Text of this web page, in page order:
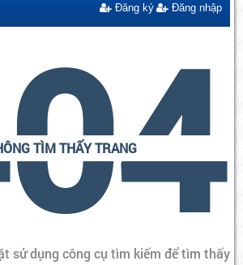
Đăng ký Đăng nhập
TÌM THẤY TRANG
sử dụng công cụ tìm kiếm để tìm thấy